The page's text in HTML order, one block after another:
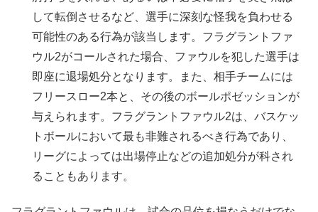
して転倒させるなど、選手に深刻な怪我を負わせる
可能性のある行為が該当します。フラグラントファ
ウル2がコールされた場合、ファウルを犯した選手は
即座に退場処分となります。また、相手チームには
フリースロー2本と、その後のボールポゼッションが
与えられます。フラグラントファウル2は、バスケッ
トボールにおいて最も非難されるべき行為であり、
リーグによっては出場停止などの追加処分が科され
ることもあります。